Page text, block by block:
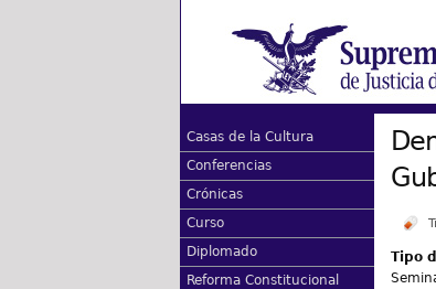
Casas de la Cultura
Conferencias
Crónicas
Curso
Diplomado
Reforma Constitucional
Tipo